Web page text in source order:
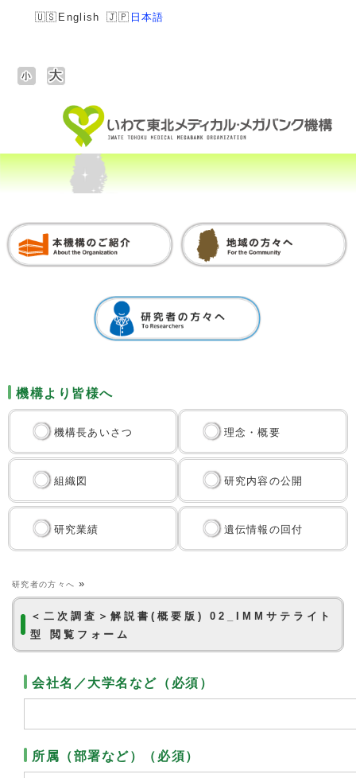
English 日本語
機構より皆様へ
機構長あいさつ 理念・概要
組織図 研究内容の公開
研究業績 遺伝情報の回付
研究者の方々へ »
＜二次調査＞解説書(概要版) 02_IMMサテライト
型 閲覧フォーム
会社名／大学名など（必須）
所属（部署など）（必須）